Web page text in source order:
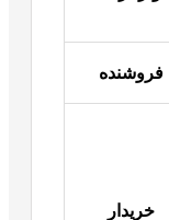
فروشنده
خریدار